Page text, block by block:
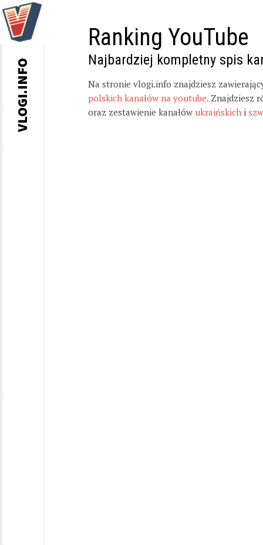
Ranking YouTube
Najbardziej kompletny spis
Na stronie vlogi.info znajdziesz
polskich kanałów na youtube. Znajdziesz
oraz zestawienie kanałów ukraińskich i
VLOGI.INFO